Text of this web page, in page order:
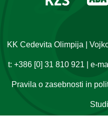
KK Cedevita Olimpija |
t: +386 [0] 31 810 921 | e-
Pravila o zasebnosti in